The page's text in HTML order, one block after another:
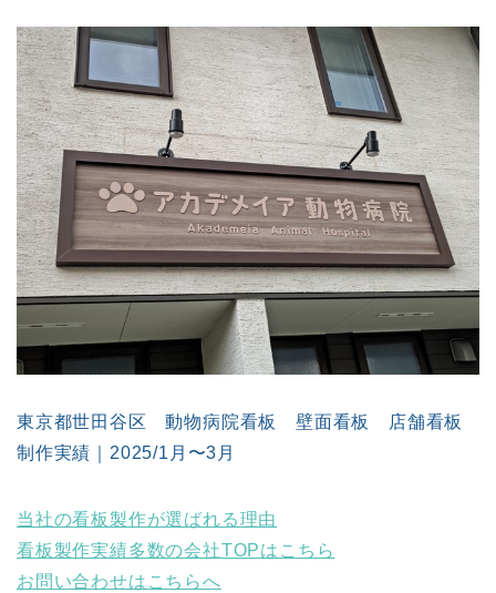
東京都世田谷区 動物病院看板 壁面看板 店舗看板
制作実績｜2025/1月〜3月
当社の看板製作が選ばれる理由
看板製作実績多数の会社TOPはこちら
お問い合わせはこちらへ